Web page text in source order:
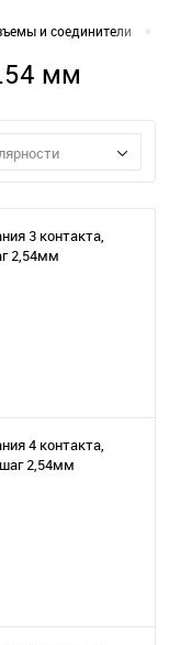
и соединители
мм
3 контакта,
2,54мм
4 контакта,
2,54мм